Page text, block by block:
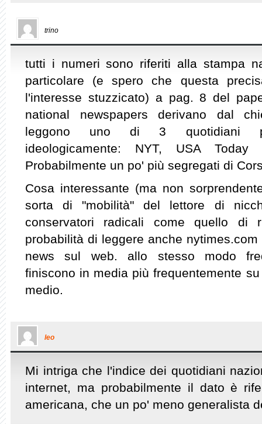
trino
tutti i numeri sono riferiti alla stampa
particolare (e spero che questa
l'interesse stuzzicato) a pag. 8 del
national newspapers derivano dal
leggono uno di 3 quotidiani
ideologicamente: NYT, USA
Probabilmente un po' più segregati di
Cosa interessante (ma non
sorta di "mobilità" del lettore di
conservatori radicali come quello di
probabilità di leggere anche
news sul web. allo stesso modo
finiscono in media più frequentemente
medio.
leo
Mi intriga che l'indice dei quotidiani
internet, ma probabilmente il dato è
americana, che un po' meno generalista